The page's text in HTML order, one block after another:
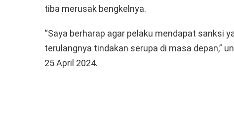
tiba merusak bengkelnya.
“Saya berharap agar pelaku mendapat sanksi
terulangnya tindakan serupa di masa depan,”
25 April 2024.